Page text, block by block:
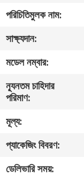
আমাদের
সম্পর্কে
কারখানা
ভ্রমণ
মান
নিয়ন্ত্রণ
পরিচিতিমুলক নাম:
সাক্ষ্যদান:
মডেল নম্বার:
ন্যূনতম চাহিদার
পরিমাণ:
মূল্য:
প্যাকেজিং বিবরণ:
ডেলিভারি সময়: